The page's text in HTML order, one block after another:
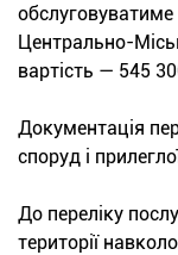
Центрально-
вартість — 545
Документація
споруд і
До переліку
території